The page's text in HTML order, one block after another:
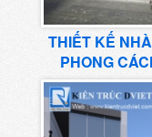
THIẾT KẾ
PHONG